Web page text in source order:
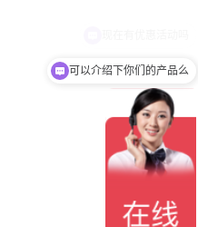
可以介绍下你们的产品么